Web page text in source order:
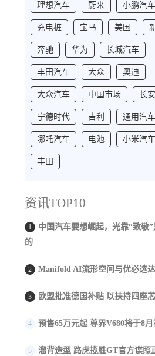
理想汽车 蔚来 小鹏汽车
充电桩 宝马 美国
奔驰 华为 长城汽车
丰田汽车 大众 奥迪
大众汽车 中国市场 长
宁德时代 吉利 通用汽车
哪吒汽车 电池 小米汽车
丰田
资讯TOP10
1
中国汽车要想崛起，光靠“致敬
的
2 Manifold AI流形空间与优必选
3 欧盟批准德国补贴 以扶持四座芯
4 预售65万元起 尊界V680将于8
5 溜背造型 路虎揽胜GT官方谍照